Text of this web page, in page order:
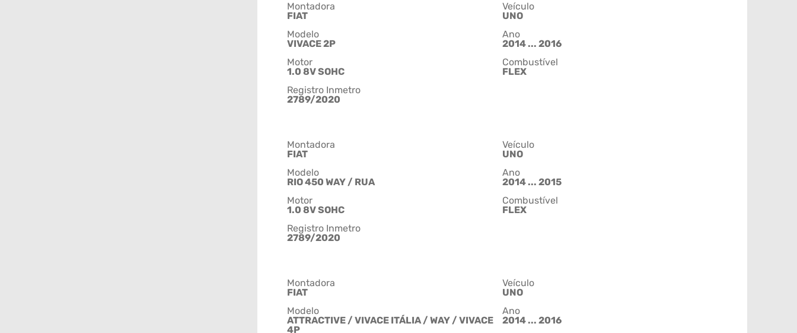
Montadora
FIAT
Veículo
UNO
Modelo
VIVACE 2P
Ano
2014 ... 2016
Motor
1.0 8V SOHC
Combustível
FLEX
Registro Inmetro
2789/2020
Montadora
FIAT
Veículo
UNO
Modelo
RIO 450 WAY / RUA
Ano
2014 ... 2015
Motor
1.0 8V SOHC
Combustível
FLEX
Registro Inmetro
2789/2020
Montadora
FIAT
Veículo
UNO
Modelo
ATTRACTIVE / VIVACE ITÁLIA / WAY / VIVACE
4P
Ano
2014 ... 2016